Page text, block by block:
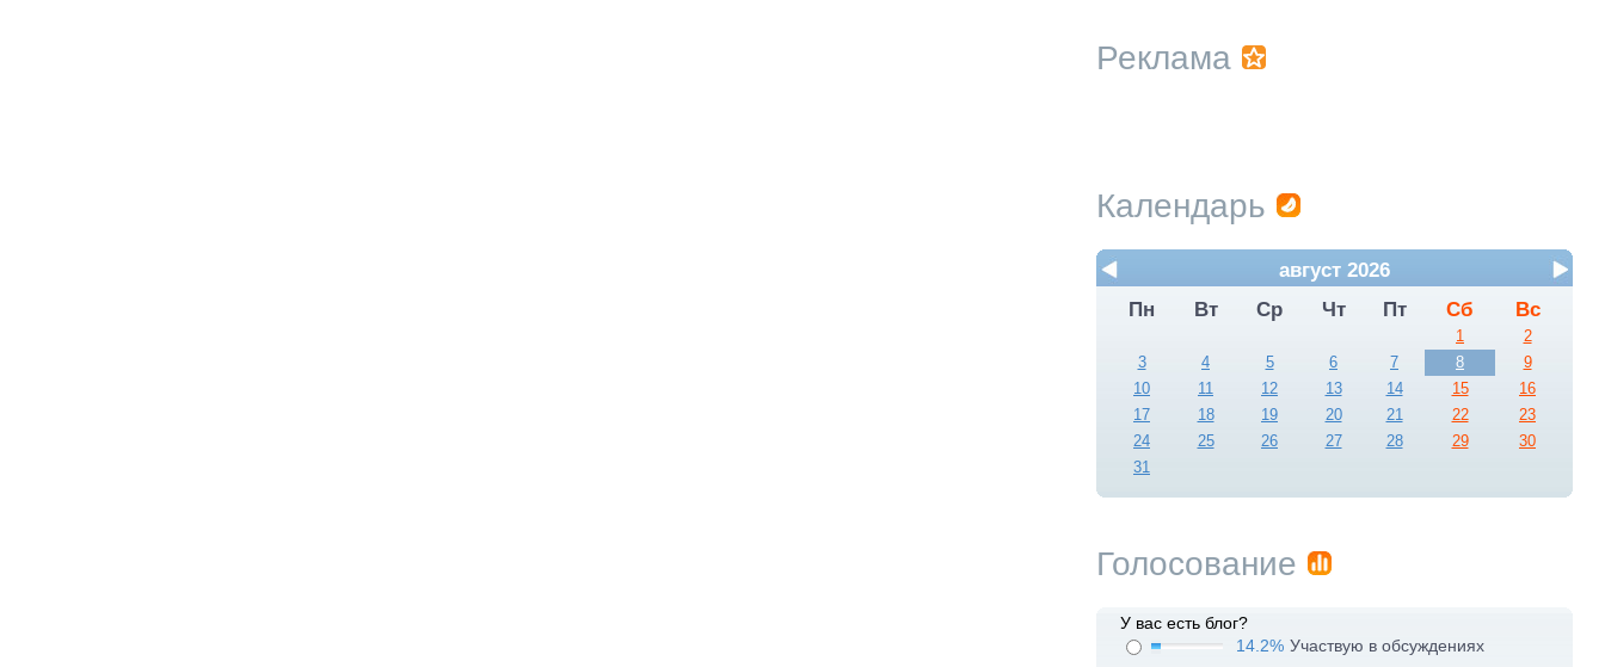
Реклама
Календарь
август 2026
Пн
Вт Ср Чт Пт Сб Вс
1
2
3
4 5 6 7 8
9
10
11 12 13 14 15
16
17
18 19 20 21 22
23
24
25 26 27 28 29
30
31
Голосование
У вас есть блог?
14.2% Участвую в обсуждениях